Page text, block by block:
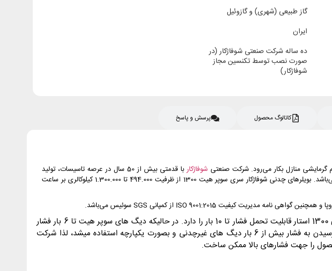
گاز طبیعی (شهری) و گازوئیل
ایران
ده ساله شرکت صنعتی شوفاژکار (در
صورت نصب توسط تکنسین مجاز
شوفاژکار)
کاتالوگ محصول پرسش و پاسخ
شوفاژکار
با قدمتی بیش از 50 سال در عرصه تاسیسات، تولید
کننده سیستم‌های حرارت مرکزی، دیگ‌های چدنی، پکیج‌های زمینی و دیواری با راندمان و کیفیت بالا می‌باشد. بویلرهای چدنی شوفاژکار سری سوپر هیت 1300 از ظرفیت 494.000 تا 1.300.000 کیلوکالری بر ساعت
تفاوت دیگ های سوپر هیت و استار در حداکثر فشار قابل تحمل دیگ می باشد. دیگ های 1300 استار قابلیت تحمل فشار تا 10 بار را دارد. در حالیکه دیگ های سوپر هیت تا 6 بار فشار
کارایی دارد. در سالیان گذشته در ساختمان های بلند یا سیکل های صنعتی فشار بالا برای رسیدن به فشار بیش از 6 بار دیگ های غیرچدنی و بصورت یکپارچه استفاده میشد، لذا شرکت
را جهت فشارهای بالا ممکن ساخت.